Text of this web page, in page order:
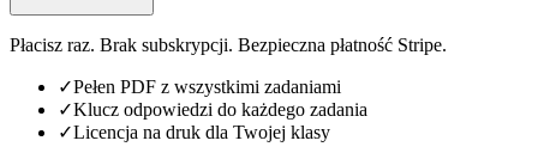
Płacisz raz. Brak subskrypcji. Bezpieczna płatność Stripe.
✓Pełen PDF z wszystkimi zadaniami
✓Klucz odpowiedzi do każdego zadania
✓Licencja na druk dla Twojej klasy